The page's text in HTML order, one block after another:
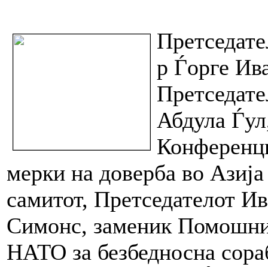
р Ѓорге
Абдула
мерки на доверба во
самитот, Претседателот
Симонс, заменик
НАТО за безбедносна